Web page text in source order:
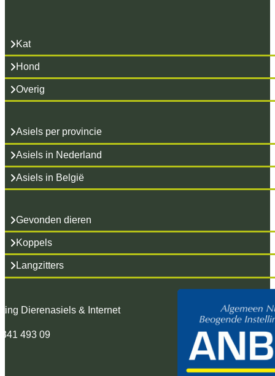
Kat
Hond
Overig
Asiels per provincie
Asiels in Nederland
Asiels in België
Gevonden dieren
Koppels
Langzitters
Dierenasiels & Internet
493 09